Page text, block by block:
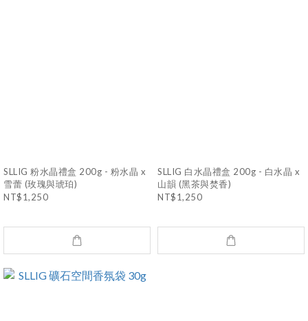
SLLIG 粉水晶禮盒 200g - 粉水晶 x
雪蕾 (玫瑰與琥珀)
NT$1,250
SLLIG 白水晶禮盒 200g - 白水晶 x
山韻 (黑茶與焚香)
NT$1,250